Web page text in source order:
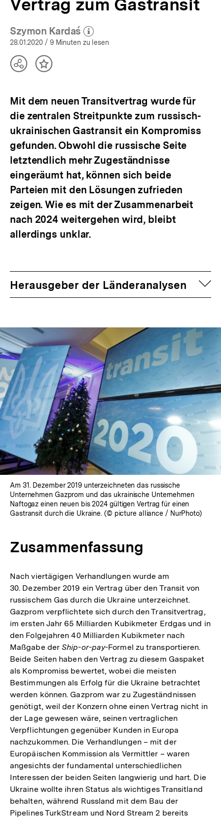
Vertrag zum Gastransit
Szymon Kardaś
(Mehr zum Autor)
öffnen
28.01.2020 / 9 Minuten zu lesen
TeilenInhalt
Mit dem neuen Transitvertrag wurde für
die zentralen Streitpunkte zum russisch-
ukrainischen Gastransit ein Kompromiss
gefunden. Obwohl die russische Seite
letztendlich mehr Zugeständnisse
eingeräumt hat, können sich beide
Parteien mit den Lösungen zufrieden
zeigen. Wie es mit der Zusammenarbeit
nach 2024 weitergehen wird, bleibt
allerdings unklar.
Herausgeber der Länderanalysen
Am 31. Dezember 2019 unterzeichneten das russische
Unternehmen Gazprom und das ukrainische Unternehmen
Naftogaz einen neuen bis 2024 gültigen Vertrag für einen
Gastransit durch die Ukraine. (© picture alliance / NurPhoto)
Zusammenfassung
Nach viertägigen Verhandlungen wurde am
30. Dezember 2019 ein Vertrag über den Transit von
russischem Gas durch die Ukraine unterzeichnet.
Gazprom verpflichtete sich durch den Transitvertrag,
im ersten Jahr 65 Milliarden Kubikmeter Erdgas und in
den Folgejahren 40 Milliarden Kubikmeter nach
Maßgabe derShip-or-pay-Formel zu transportieren.
Beide Seiten haben den Vertrag zu diesem Gaspaket
als Kompromiss bewertet, wobei die meisten
Bestimmungen als Erfolg für die Ukraine betrachtet
werden können. Gazprom war zu Zugeständnissen
genötigt, weil der Konzern ohne einen Vertrag nicht in
der Lage gewesen wäre, seinen vertraglichen
Verpflichtungen gegenüber Kunden in Europa
nachzukommen. Die Verhandlungen – mit der
Europäischen Kommission als Vermittler – waren
angesichts der fundamental unterschiedlichen
Interessen der beiden Seiten langwierig und hart. Die
Ukraine wollte ihren Status als wichtiges Transitland
behalten, während Russland mit dem Bau der
Pipelines TurkStream und Nord Stream 2 bereits